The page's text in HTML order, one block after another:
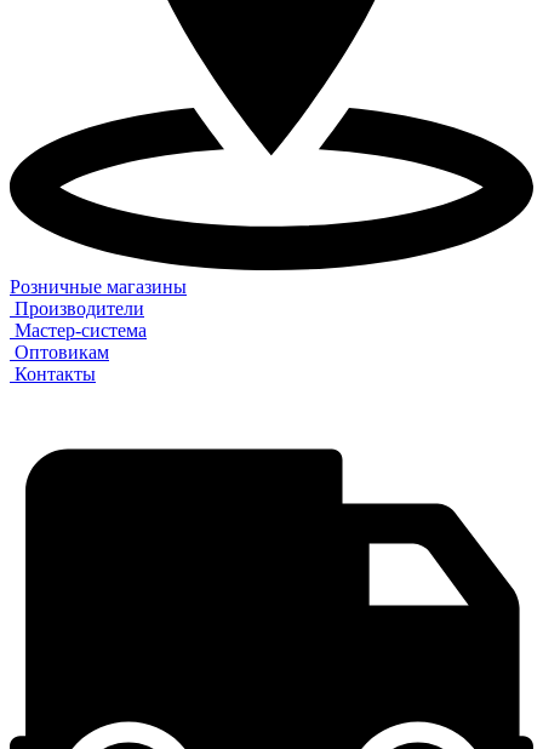
Розничные магазины
Производители
Мастер-система
Оптовикам
Контакты